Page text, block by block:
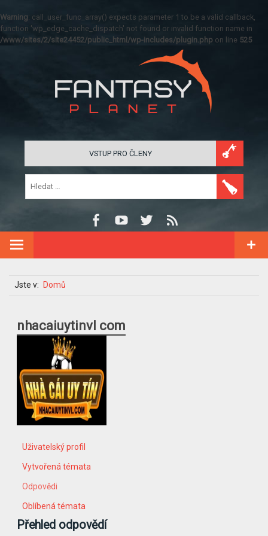
Warning: call_user_func_array() expects parameter 1 to be a valid callback,
function 'wp_edge_cache_dispatch' not found or invalid function name in
/www/sites/2/site24452/public_html/wp-includes/plugin.php on line 525
VSTUP PRO ČLENY
Jste v: Domů
nhacaiuytinvl com
Uživatelský profil
Vytvořená témata
Odpovědi
Oblíbená témata
Přehled odpovědí